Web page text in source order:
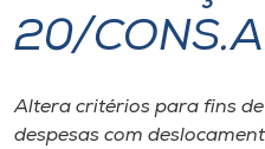
I.nova
Diplomados
20/
Altera critérios para fins
despesas com